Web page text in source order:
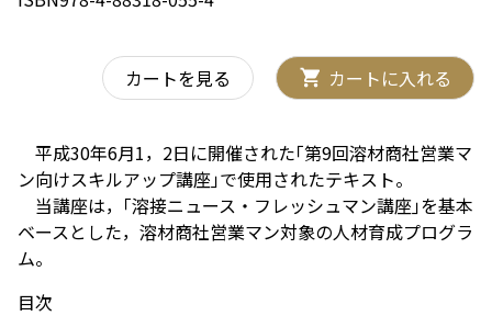
カートを見る カートに入れる
平成30年6月1，2日に開催された｢第9回溶材商社営業マ
ン向けスキルアップ講座｣で使用されたテキスト。
当講座は，｢溶接ニュース・フレッシュマン講座｣を基本
ベースとした，溶材商社営業マン対象の人材育成プログラ
ム。
目次